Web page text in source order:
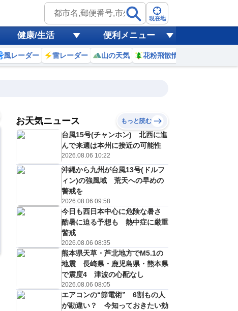
現在地
健康/生活 便利メニュー
風レーダー 雷レーダー 山の天気 花粉飛散情報
ミリ
℃
m/s
4
0ミリ
26
1 m/s
5
0 ミリ
1 m/s
6
0ミリ
1 m/s
0
1m/s
お天気ニュース もっと読む
台風15号(チャンホン) 北西に進
んで来週は本州に接近の可能性
2026.08.06 10:22
沖縄から九州が台風13号(ドルフ
ィン)の強風域 荒天への早めの
警戒を
2026.08.06 09:58
今日も西日本中心に危険な暑さ
酷暑に迫る予想も 熱中症に厳重
警戒
2026.08.06 08:35
熊本県天草・芦北地方でM5.1の
地震 長崎県・鹿児島県・熊本県
で震度4 津波の心配なし
2026.08.06 08:05
エアコンの“節電術” 6割もの人
が勘違い？ 今知っておきたい効